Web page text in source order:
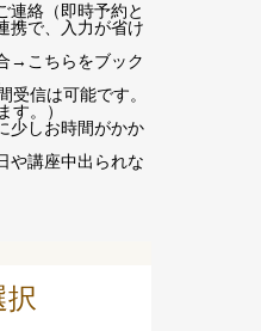
絡（即時予約と
携で、入力が省け
→こちらをブック
信は可能です。
す。）
少しお時間がかか
や講座中出られな